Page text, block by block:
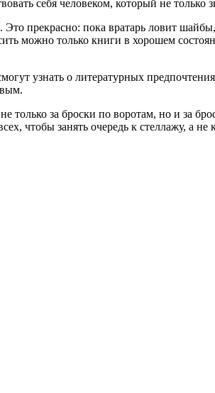
себя человеком, который не
прекрасно: пока вратарь ловит
можно только книги в хорошем
узнать о литературных
только за броски по воротам, но и за
чтобы занять очередь к стеллажу, а не